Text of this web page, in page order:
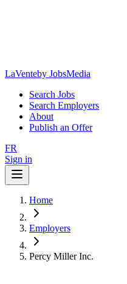
LaVenteby JobsMedia
Search Jobs
Search Employers
About
Publish an Offer
FR
Sign in
Home
Employers
Percy Miller Inc.